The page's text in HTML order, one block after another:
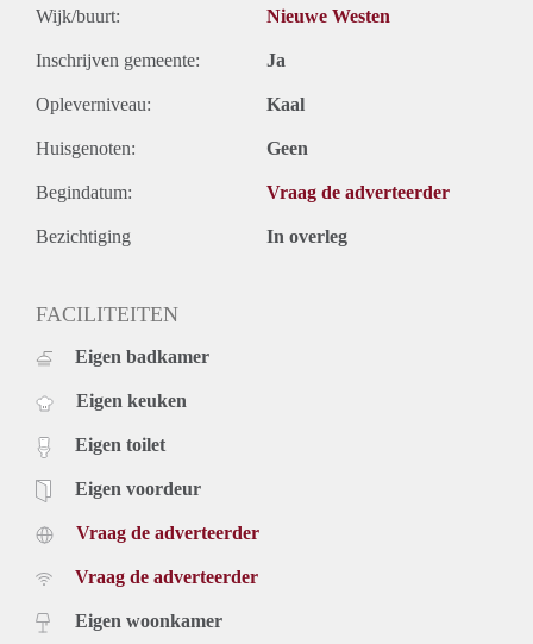
Wijk/buurt: Nieuwe Westen
Inschrijven gemeente: Ja
Opleverniveau: Kaal
Huisgenoten: Geen
Begindatum: Vraag de adverteerder
Bezichtiging In overleg
FACILITEITEN
Eigen badkamer
Eigen keuken
Eigen toilet
Eigen voordeur
Vraag de adverteerder
Vraag de adverteerder
Eigen woonkamer